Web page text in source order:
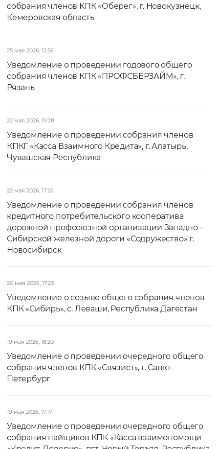
собрания членов КПК «Оберег», г. Новокузнецк,
Кемеровская область
25 мая 2026, 12:56
Уведомление о проведении годового общего
собрания членов КПК «ПРОФСБЕРЗАЙМ», г.
Рязань
22 мая 2026, 19:28
Уведомление о проведении собрания членов
КПКГ «Касса Взаимного Кредита», г. Алатырь,
Чувашская Республика
22 мая 2026, 17:25
Уведомление о проведении собрания членов
кредитного потребительского кооператива
дорожной профсоюзной организации Западно –
Сибирской железной дороги «Содружество» г.
Новосибирск
20 мая 2026, 17:23
Уведомление о созыве общего собрания членов
КПК «Сибирь», с. Леваши, Республика Дагестан
19 мая 2026, 18:20
Уведомление о проведении очередного общего
собрания членов КПК «Связист», г. Санкт-
Петербург
19 мая 2026, 17:17
Уведомление о проведении очередного общего
собрания пайщиков КПК «Касса взаимопомощи